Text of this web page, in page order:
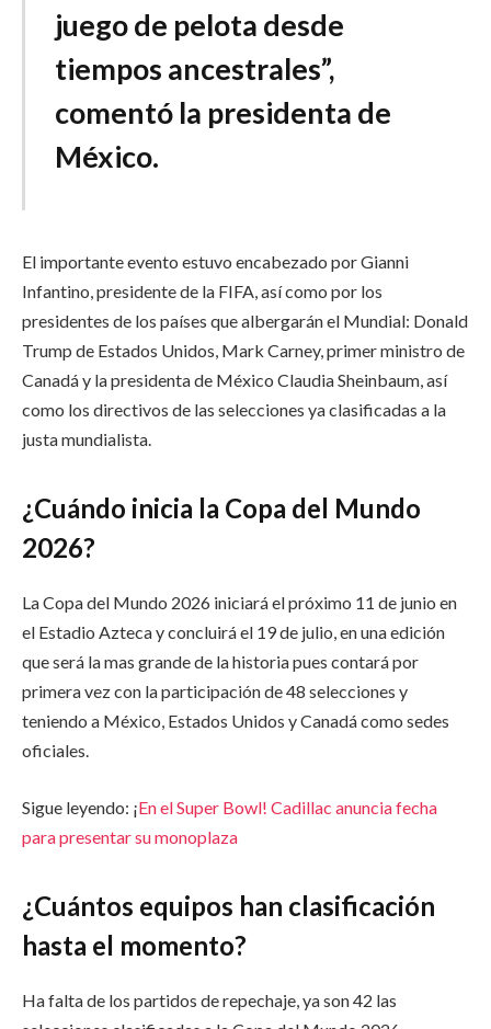
juego de pelota desde
tiempos ancestrales”,
comentó la presidenta de
México.
El importante evento estuvo encabezado por Gianni
Infantino, presidente de la FIFA, así como por los
presidentes de los países que albergarán el Mundial: Donald
Trump de Estados Unidos, Mark Carney, primer ministro de
Canadá y la presidenta de México Claudia Sheinbaum, así
como los directivos de las selecciones ya clasificadas a la
justa mundialista.
¿Cuándo inicia la Copa del Mundo
2026?
La Copa del Mundo 2026 iniciará el próximo 11 de junio en
el Estadio Azteca y concluirá el 19 de julio, en una edición
que será la mas grande de la historia pues contará por
primera vez con la participación de 48 selecciones y
teniendo a México, Estados Unidos y Canadá como sedes
oficiales.
Sigue leyendo: ¡En el Super Bowl! Cadillac anuncia fecha
para presentar su monoplaza
¿Cuántos equipos han clasificación
hasta el momento?
Ha falta de los partidos de repechaje, ya son 42 las